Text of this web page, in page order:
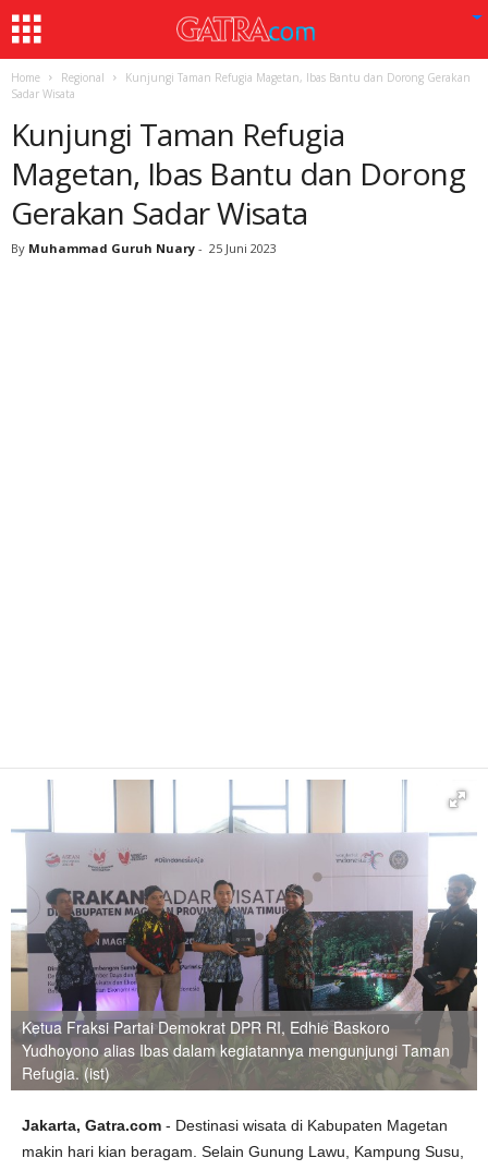
Home Regional
Kunjungi Taman Refugia Magetan, Ibas Bantu dan Dorong Gerakan
Sadar Wisata
Kunjungi Taman Refugia
Magetan, Ibas Bantu dan Dorong
Gerakan Sadar Wisata
By Muhammad Guruh Nuary - 25 Juni 2023
Ketua Fraksi Partai Demokrat DPR RI, Edhie Baskoro
Yudhoyono alias Ibas dalam kegiatannya mengunjungi Taman
Refugia. (ist)
Jakarta, Gatra.com - Destinasi wisata di Kabupaten Magetan
makin hari kian beragam. Selain Gunung Lawu, Kampung Susu,